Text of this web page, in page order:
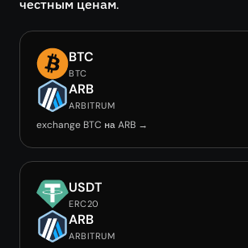
честным ценам.
BTC
BTC
ARB
ARBITRUM
exchange BTC на ARB →
USDT
ERC20
ARB
ARBITRUM